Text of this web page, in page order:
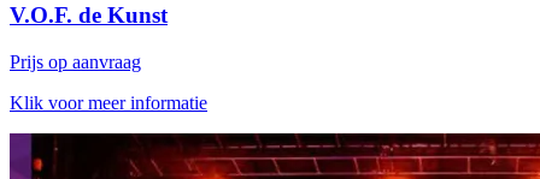
V.O.F. de Kunst
Prijs op aanvraag
Klik voor meer informatie